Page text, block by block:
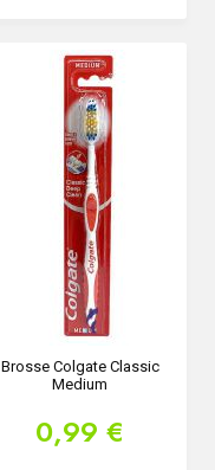
Brosse Colgate Classic
Medium
0,99 €